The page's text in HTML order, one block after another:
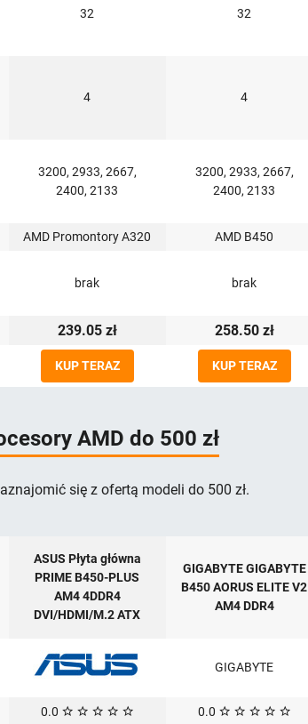
32 32
4 4
3200, 2933, 2667,
2400, 2133
3200, 2933, 2667,
2400, 2133
AMD Promontory A320 AMD B450
brak brak
239.05 zł 258.50 zł
KUP TERAZ KUP TERAZ
AMD do 500 zł
się z ofertą modeli do 500 zł.
ASUS Płyta główna
PRIME B450-PLUS
AM4 4DDR4
DVI/HDMI/M.2 ATX
GIGABYTE GIGABYTE
B450 AORUS ELITE V2
AM4 DDR4
GIGABYTE
0.0 0.0